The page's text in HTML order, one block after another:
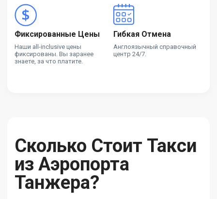
Фиксированные Цены
Наши all-inclusive цены
фиксированы. Вы заранее
знаете, за что платите.
Гибкая Отмена
Англоязычный справочный
центр 24/7.
Сколько Стоит Такси
из Аэропорта
Танжера?